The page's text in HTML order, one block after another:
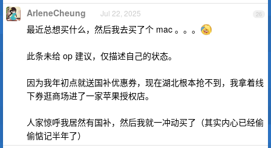
26
ArleneCheung Jul 22, 2025
最近总想买什么，然后我去买了个 mac 。。。
此条未给 op 建议，仅描述自己的状态。
因为我年初点就送国补优惠券，现在湖北根本抢不到，我拿着线
下券逛商场进了一家苹果授权店。
人家惊呼我居然有国补，然后我就一冲动买了（其实内心已经偷
偷惦记半年了）